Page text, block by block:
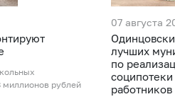
рублей
07 августа
лучших
по
работников